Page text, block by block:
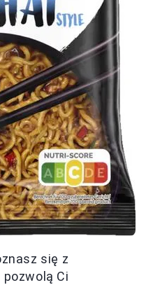
się z
pozwolą Ci